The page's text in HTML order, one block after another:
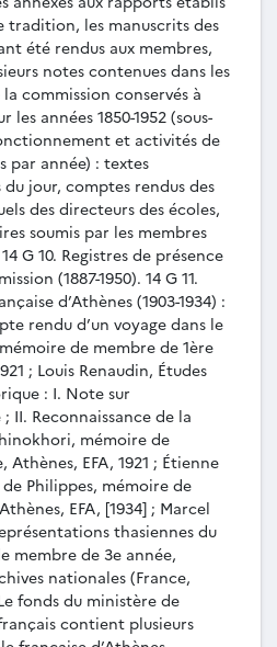
Devambez, Les stèles
de Thasos, mémoire de
Athènes, EFA, 1930.
Launey, La salle
mémoire de membre de 2e
1933.
Lapalus, Deux temples
forum de Philippes,
de 3e année, Athènes, EFA,
Feyel, Les fermages de
av. J.-C., mémoire de
Athènes, EFA, [1935].
Lerat, Delphes
les fouilles récentes,
de 3e année, Athènes, EFA,
Feyel, Les thermes du sud
mémoire de membre
EFA, 1936.
Van Effenterre, La
mémoire de membre de 2e
1937.
Roger, Trouvailles
(Phocide), mémoire de
tradition, les manuscrits des
été rendus aux membres,
notes contenues dans les
commission conservés à
les années 1850-1952 (sous-
et activités de
par année) : textes
jour, comptes rendus des
des directeurs des écoles,
soumis par les membres
G 10. Registres de présence
(1887-1950). 14 G 11.
d’Athènes (1903-1934) :
rendu d’un voyage dans le
de membre de 1ère
; Louis Renaudin, Études
: I. Note sur
II. Reconnaissance de la
mémoire de
Athènes, EFA, 1921 ; Étienne
de Philippes, mémoire de
EFA, [1934] ; Marcel
thasiennes du
membre de 3e année,
nationales (France,
fonds du ministère de
contient plusieurs